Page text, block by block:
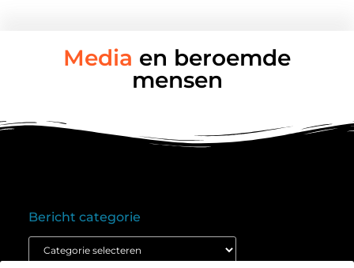
Media en beroemde
mensen
Bericht categorie